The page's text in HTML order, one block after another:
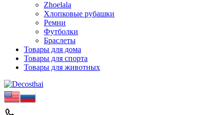
Zhoelala
Хлопковые рубашки
Ремни
Футболки
Браслеты
Товары для дома
Товары для спорта
Товары для животных